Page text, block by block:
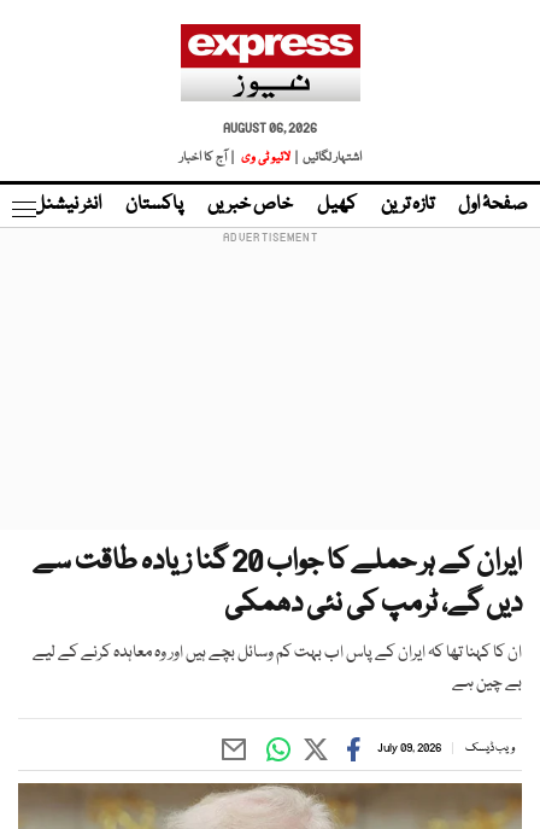
AUGUST 06, 2026
اشتہار لگائیں |
لائیو ٹی وی | آج کا اخبار
صفحۂ اول تازہ ترین کھیل خاص خبریں پاکستان انٹر نیشنل
ایران کے ہر حملے کا جواب 20 گنا زیادہ طاقت سے
دیں گے، ٹرمپ کی نئی دھمکی
ان کا کہنا تھا کہ ایران کے پاس اب بہت کم وسائل بچے ہیں اور وہ معاہدہ کرنے کے لیے
بے چین ہے
ویب ڈیسک July 09, 2026